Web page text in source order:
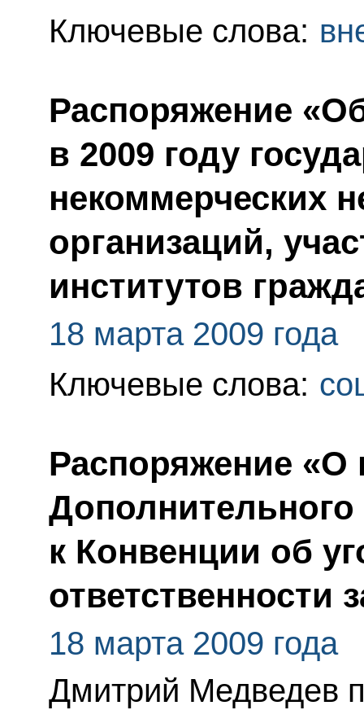
Ключевые слова:
Распоряжение
в 2009 году
некоммерческих
организаций,
институтов
18 марта 2009 года
Ключевые слова:
Распоряжение «О
Дополнительного
к Конвенции об
ответственности
18 марта 2009 года
Дмитрий Медведев